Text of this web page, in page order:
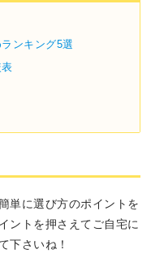
ンキング5選
単に選び方のポイントを
ントを押さえてご自宅に
下さいね！